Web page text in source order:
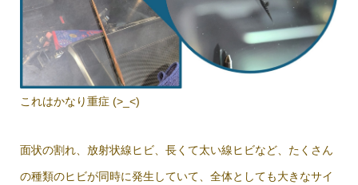
これはかなり重症 (>_<)
面状の割れ、放射状線ヒビ、長くて太い線ヒビなど、たくさん
の種類のヒビが同時に発生していて、全体としても大きなサイ